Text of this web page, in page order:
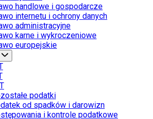
handlowe i gospodarcze
internetu i ochrony danych
administracyjne
karne i wykroczeniowe
europejskie
podatki
od spadków i darowizn
i kontrole podatkowe